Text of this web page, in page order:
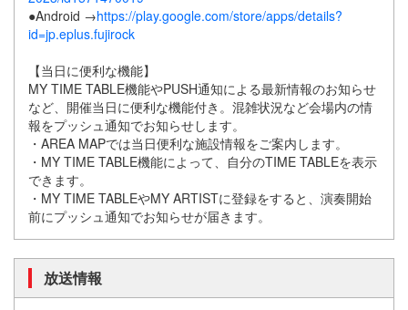
●Android →https://play.google.com/store/apps/details?
id=jp.eplus.fujirock
【当日に便利な機能】
MY TIME TABLE機能やPUSH通知による最新情報のお知らせ
など、開催当日に便利な機能付き。混雑状況など会場内の情
報をプッシュ通知でお知らせします。
・AREA MAPでは当日便利な施設情報をご案内します。
・MY TIME TABLE機能によって、自分のTIME TABLEを表示
できます。
・MY TIME TABLEやMY ARTISTに登録をすると、演奏開始
前にプッシュ通知でお知らせが届きます。
放送情報